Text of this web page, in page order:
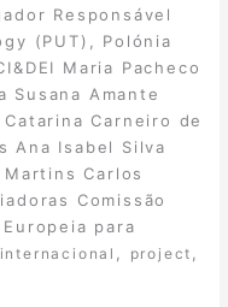
Responsável
(PUT), Polónia
Maria Pacheco
Susana Amante
Carneiro de
Ana Isabel Silva
Carlos
Comissão
para
internacional project